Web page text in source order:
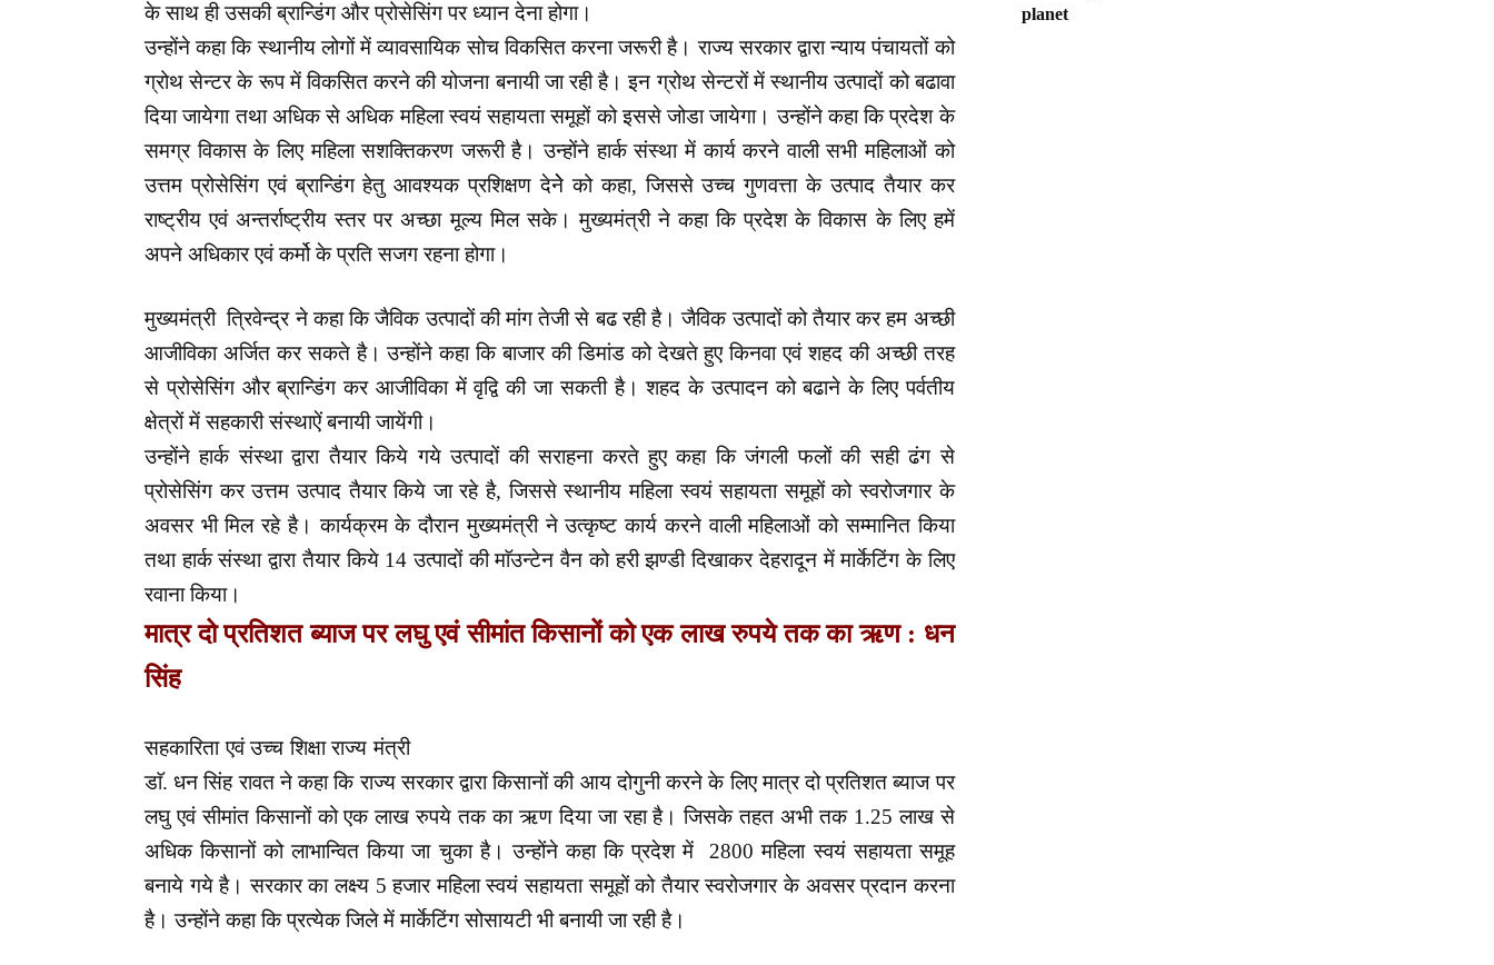
के साथ ही उसकी ब्रान्डिंग और प्रोसेसिंग पर ध्यान देना होगा।
उन्होंने कहा कि स्थानीय लोगों में व्यावसायिक सोच विकसित करना जरूरी है। राज्य सरकार द्वारा न्याय पंचायतों को
ग्रोथ सेन्टर के रूप में विकसित करने की योजना बनायी जा रही है। इन ग्रोथ सेन्टरों में स्थानीय उत्पादों को बढावा
दिया जायेगा तथा अधिक से अधिक महिला स्वयं सहायता समूहों को इससे जोडा जायेगा। उन्होंने कहा कि प्रदेश के
समग्र विकास के लिए महिला सशक्तिकरण जरूरी है। उन्होंने हार्क संस्था में कार्य करने वाली सभी महिलाओं को
उत्तम प्रोसेसिंग एवं ब्रान्डिंग हेतु आवश्यक प्रशिक्षण देनेे को कहा, जिससे उच्च गुणवत्ता के उत्पाद तैयार कर
राष्ट्रीय एवं अन्तर्राष्ट्रीय स्तर पर अच्छा मूल्य मिल सके। मुख्यमंत्री ने कहा कि प्रदेश के विकास के लिए हमें
अपने अधिकार एवं कर्मो के प्रति सजग रहना होगा।
मुख्यमंत्री त्रिवेन्द्र ने कहा कि जैविक उत्पादों की मांग तेजी से बढ रही है। जैविक उत्पादों को तैयार कर हम अच्छी
आजीविका अर्जित कर सकते है। उन्होंने कहा कि बाजार की डिमांड को देखते हुए किनवा एवं शहद की अच्छी तरह
से प्रोसेसिंग और ब्रान्डिंग कर आजीविका में वृद्वि की जा सकती है। शहद के उत्पादन को बढाने के लिए पर्वतीय
क्षेत्रों में सहकारी संस्थाऐं बनायी जायेंगी।
उन्होंने हार्क संस्था द्वारा तैयार किये गये उत्पादों की सराहना करते हुए कहा कि जंगली फलों की सही ढंग से
प्रोसेसिंग कर उत्तम उत्पाद तैयार किये जा रहे है, जिससे स्थानीय महिला स्वयं सहायता समूहों को स्वरोजगार के
अवसर भी मिल रहे है। कार्यक्रम के दौरान मुख्यमंत्री ने उत्कृष्ट कार्य करने वाली महिलाओं को सम्मानित किया
तथा हार्क संस्था द्वारा तैयार किये 14 उत्पादों की माॅउन्टेन वैन को हरी झण्डी दिखाकर देहरादून में मार्केटिंग के लिए
रवाना किया।
मात्र दो प्रतिशत ब्याज पर लघु एवं सीमांत किसानों को एक लाख रुपये तक का ऋण : धन
सिंह
सहकारिता एवं उच्च शिक्षा राज्य मंत्री
डाॅ. धन सिंह रावत नेकहा कि राज्य सरकार द्वारा किसानों की आय दोगुनी करने के लिएमात्र दो प्रतिशत ब्याज पर
लघु एवं सीमांत किसानों को एक लाख रुपये तक का ऋण दिया जा रहा है। जिसके तहत अभी तक 1.25 लाख से
अधिक किसानों को लाभान्वित किया जा चुका है। उन्होंने कहा कि प्रदेश में 2800 महिलास्वयं सहायता समूह
बनाये गये है। सरकार का लक्ष्य 5 हजार महिला स्वयं सहायता समूहों को तैयार स्वरोजगार के अवसर प्रदान करना
है। उन्होंने कहा कि प्रत्येक जिले में मार्केटिंग सोसायटी भी बनायी जा रही है।
planet